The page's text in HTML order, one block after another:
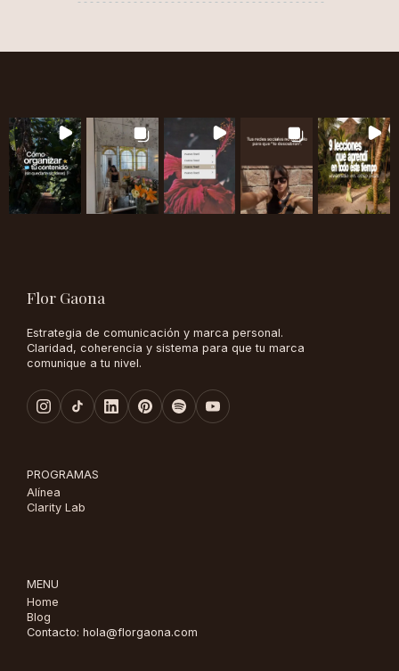
Flor Gaona
Estrategia de comunicación y marca personal.
Claridad, coherencia y sistema para que tu marca
comunique a tu nivel.
PROGRAMAS
Alínea
Clarity Lab
MENU
Home
Blog
Contacto: hola@florgaona.com